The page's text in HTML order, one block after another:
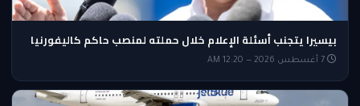
بيسيرا يتجنب أسئلة الإعلام خلال حملته لمنصب حاكم كاليفورنيا